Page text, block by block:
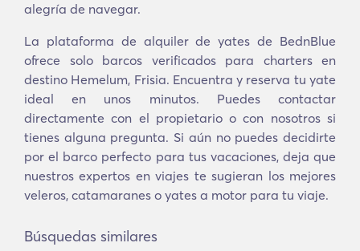
alegría de navegar.
La plataforma de alquiler de yates de BednBlue
ofrece solo barcos verificados para charters en
destino Hemelum, Frisia. Encuentra y reserva tu yate
ideal en unos minutos. Puedes contactar
directamente con el propietario o con nosotros si
tienes alguna pregunta. Si aún no puedes decidirte
por el barco perfecto para tus vacaciones, deja que
nuestros expertos en viajes te sugieran los mejores
veleros, catamaranes o yates a motor para tu viaje.
Búsquedas similares